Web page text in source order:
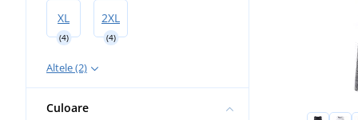
XL
(4)
2XL
(4)
Altele (2)
Culoare